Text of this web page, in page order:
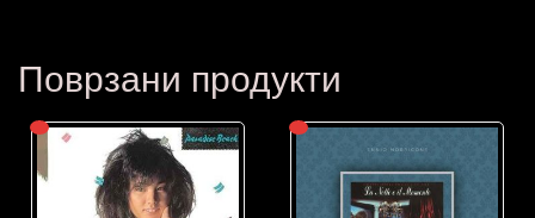
Поврзани продукти